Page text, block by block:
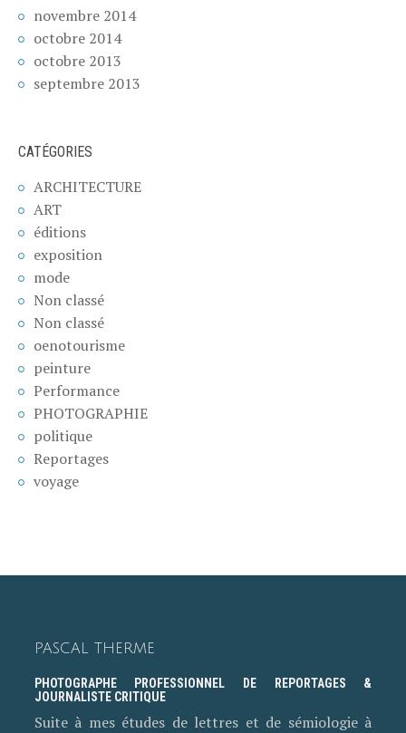
novembre 2014
octobre 2014
octobre 2013
septembre 2013
CATÉGORIES
ARCHITECTURE
ART
éditions
exposition
mode
Non classé
Non classé
oenotourisme
peinture
Performance
PHOTOGRAPHIE
politique
Reportages
voyage
PASCAL THERME
PHOTOGRAPHE PROFESSIONNEL DE REPORTAGES &
JOURNALISTE CRITIQUE
Suite à mes études de lettres et de sémiologie à